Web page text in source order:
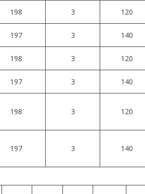
198 3 120
197 3 140
198 3 120
197 3 140
198 3 120
197 3 140